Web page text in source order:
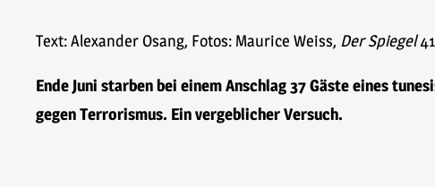
Text: Alexander Osang, Fotos: Maurice Weiss, Der Spiegel
Ende Juni starben bei einem Anschlag 37 Gäste eines
gegen Terrorismus. Ein vergeblicher Versuch.